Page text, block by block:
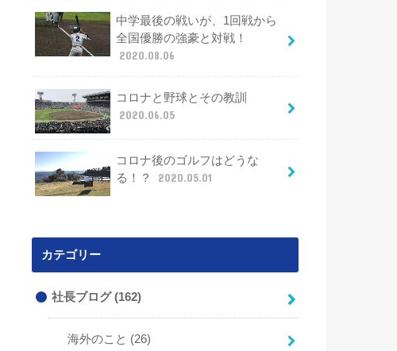
中学最後の戦いが、1回戦から
全国優勝の強豪と対戦！
2020.08.06
コロナと野球とその教訓
2020.06.05
コロナ後のゴルフはどうな
る！？
2020.05.01
カテゴリー
社長ブログ(162)
海外のこと (26)